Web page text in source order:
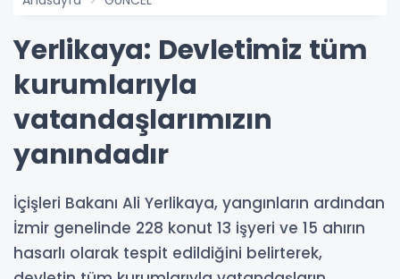
Yerlikaya: Devletimiz tüm
kurumlarıyla
vatandaşlarımızın
yanındadır
İçişleri Bakanı Ali Yerlikaya, yangınların ardından
İzmir genelinde 228 konut 13 işyeri ve 15 ahırın
hasarlı olarak tespit edildiğini belirterek,